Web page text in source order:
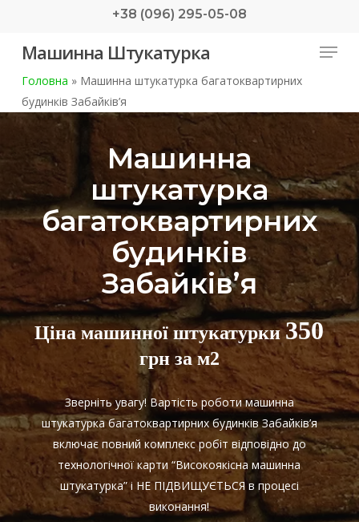
main
+38 (096) 295-05-08
Машинна Штукатурка Menu
Головна »Машинна штукатурка багатоквартирних
будинків Забайків’я
Машинна
штукатурка
багатоквартирних
будинків
Забайків’я
Ціна машинної штукатурки350
грн за м2
Зверніть увагу! Вартість роботи машинна
штукатурка багатоквартирних будинків Забайків’я
включає повний комплекс робіт відповідно до
технологічної карти “Високоякісна машинна
штукатурка” і НЕ ПІДВИЩУЄТЬСЯ в процесі
виконання!